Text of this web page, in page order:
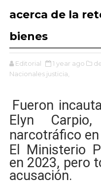
acerca de la
bienes
Editorial 1 year ago
Nacionales justicia,
Fueron
Elyn
narcotráfico
El Ministerio
en 2023, pero
acusación.